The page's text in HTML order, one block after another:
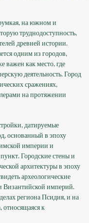
на южном и
труднодоступность,
древней истории.
одним из городов,
важен как место, где
деятельность. Город
сражениях,
на протяжении
датируемые
основанный в эпоху
империи и
Городские стены и
архитектуры в эпоху
археологические
Византийской империй.
региона Псидия, и на
относящаяся к